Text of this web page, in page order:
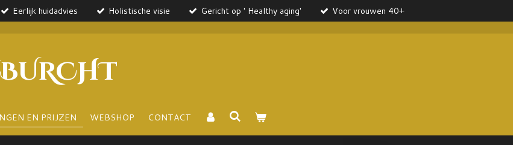
Eerlijk huidadvies Holistische visie Gericht op ' Healthy aging' Voor vrouwen 40+
EN PRIJZEN WEBSHOP CONTACT